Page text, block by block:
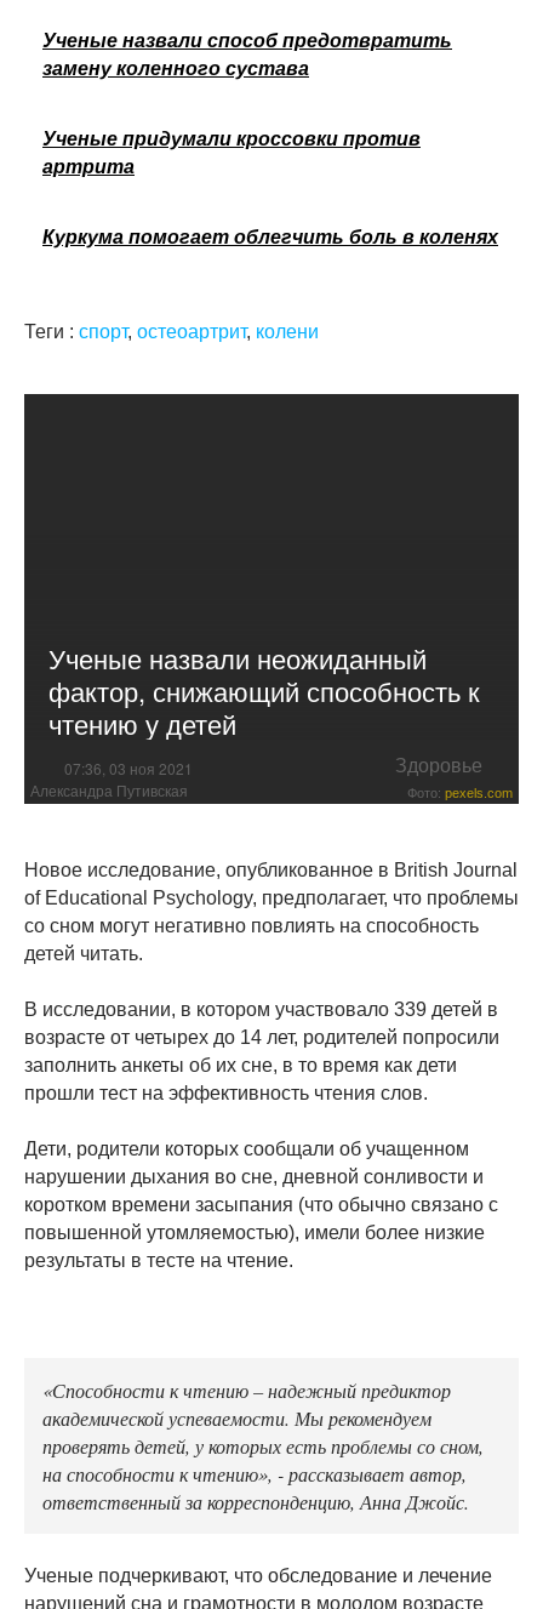
Ученые назвали способ предотвратить
замену коленного сустава
Ученые придумали кроссовки против
артрита
Куркума помогает облегчить боль в коленях
Теги : спорт, остеоартрит, колени
Ученые назвали неожиданный
фактор, снижающий способность к
чтению у детей
07:36, 03 ноя 2021 Здоровье
Александра Путивская Фото: pexels.com
Новое исследование, опубликованное в British Journal
of Educational Psychology, предполагает, что проблемы
со сном могут негативно повлиять на способность
детей читать.
В исследовании, в котором участвовало 339 детей в
возрасте от четырех до 14 лет, родителей попросили
заполнить анкеты об их сне, в то время как дети
прошли тест на эффективность чтения слов.
Дети, родители которых сообщали об учащенном
нарушении дыхания во сне, дневной сонливости и
коротком времени засыпания (что обычно связано с
повышенной утомляемостью), имели более низкие
результаты в тесте на чтение.
«Способности к чтению – надежный предиктор
академической успеваемости. Мы рекомендуем
проверять детей, у которых есть проблемы со сном,
на способности к чтению», - рассказывает автор,
ответственный за корреспонденцию, Анна Джойс.
Ученые подчеркивают, что обследование и лечение
нарушений сна и грамотности в молодом возрасте